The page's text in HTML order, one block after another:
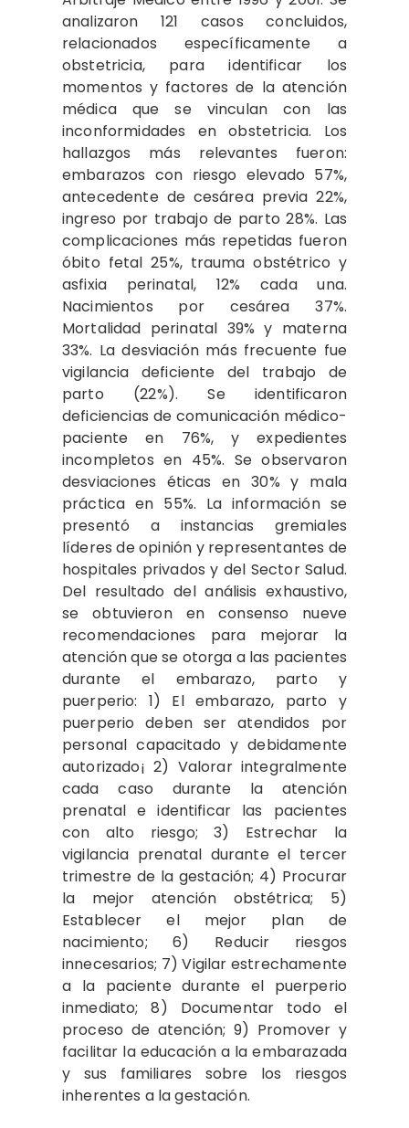
analizaron 121 casos concluidos,
relacionados específicamente a
obstetricia, para identificar los
momentos y factores de la atención
médica que se vinculan con las
inconformidades en obstetricia. Los
hallazgos más relevantes fueron:
embarazos con riesgo elevado 57%,
antecedente de cesárea previa 22%,
ingreso por trabajo de parto 28%. Las
complicaciones más repetidas fueron
óbito fetal 25%, trauma obstétrico y
asfixia perinatal, 12% cada una.
Nacimientos por cesárea 37%.
Mortalidad perinatal 39% y materna
33%. La desviación más frecuente fue
vigilancia deficiente del trabajo de
parto (22%). Se identificaron
deficiencias de comunicación médico-
paciente en 76%, y expedientes
incompletos en 45%. Se observaron
desviaciones éticas en 30% y mala
práctica en 55%. La información se
presentó a instancias gremiales
líderes de opinión y representantes de
hospitales privados y del Sector Salud.
Del resultado del aná­lisis exhaustivo,
se obtuvieron en consenso nueve
recomendaciones para mejorar la
atención que se otorga a las pacientes
durante el embarazo, parto y
puerperio: 1) El embarazo, parto y
puerperio deben ser atendidos por
personal capacitado y debidamente
autorizado¡ 2) Valorar integralmente
cada caso durante la atención
prenatal e identificar las pacientes
con alto riesgo; 3) Estrechar la
vigilancia prenatal durante el tercer
trimestre de la gestación; 4) Procurar
la mejor atención obstétrica; 5)
Establecer el mejor plan de
nacimiento; 6) Reducir riesgos
innecesarios; 7) Vigilar estrechamente
a la paciente durante el puerperio
inmediato; 8) Documentar todo el
proceso de atención; 9) Promover y
facilitar la educación a la embarazada
y sus familiares sobre los riesgos
inherentes a la gestación.